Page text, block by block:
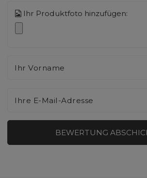
Ihr Produktfoto hinzufügen:
Ihr Vorname
Ihre E-Mail-Adresse
BEWERTUNG